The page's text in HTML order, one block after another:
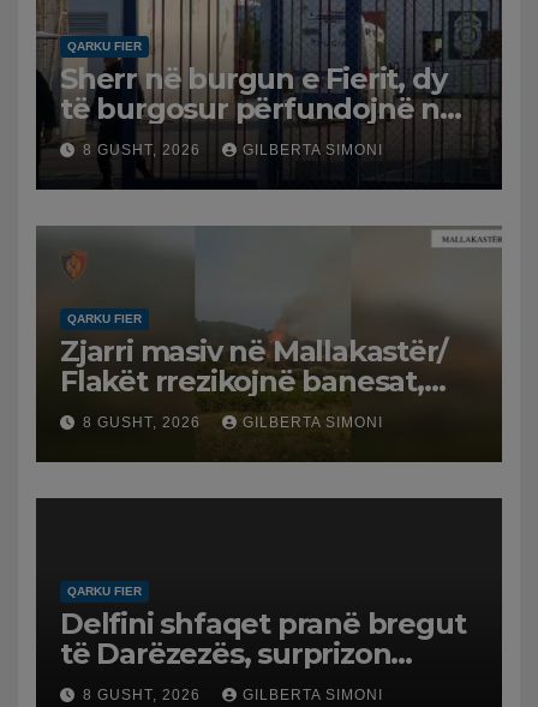
QARKU FIER
Sherr në burgun e Fierit, dy
të burgosur përfundojnë në
spital
8 GUSHT, 2026 GILBERTA SIMONI
QARKU FIER
Zjarri masiv në Mallakastër/
Flakët rrezikojnë banesat,
Policia evakuon disa familje
në Koilac
8 GUSHT, 2026 GILBERTA SIMONI
QARKU FIER
Delfini shfaqet pranë bregut
të Darëzezës, surprizon
pushuesit dhe banorët
8 GUSHT, 2026 GILBERTA SIMONI